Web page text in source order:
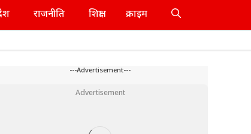
राजनीति शिक्षा क्राइम
---Advertisement---
Advertisement